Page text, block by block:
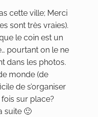
cette ville; Merci
sont très vraies).
le coin est un
pourtant on le ne
dans les photos.
monde (de
de s’organiser
sur place?
suite 🙂